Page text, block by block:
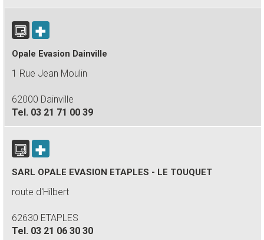
Opale Evasion Dainville
1 Rue Jean Moulin
62000 Dainville
Tel. 03 21 71 00 39
SARL OPALE EVASION ETAPLES - LE TOUQUET
route d'Hilbert
62630 ETAPLES
Tel. 03 21 06 30 30